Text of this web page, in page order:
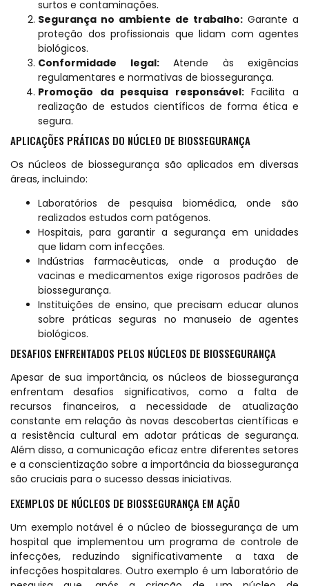
surtos e contaminações.
Segurança no ambiente de trabalho: Garante a
proteção dos profissionais que lidam com agentes
biológicos.
Conformidade legal:Atende às exigências
regulamentares e normativas de biossegurança.
Promoção da pesquisa responsável:Facilita a
realização de estudos científicos de forma ética e
segura.
APLICAÇÕES PRÁTICAS DO NÚCLEO DE BIOSSEGURANÇA
Os núcleos de biossegurança são aplicados em diversas
áreas, incluindo:
Laboratórios de pesquisa biomédica, onde são
realizados estudos com patógenos.
Hospitais, para garantir a segurança em unidades
que lidam com infecções.
Indústrias farmacêuticas, onde a produção de
vacinas e medicamentos exige rigorosos padrões de
biossegurança.
Instituições de ensino, que precisam educar alunos
sobre práticas seguras no manuseio de agentes
biológicos.
DESAFIOS ENFRENTADOS PELOS NÚCLEOS DE BIOSSEGURANÇA
Apesar de sua importância, os núcleos de biossegurança
enfrentam desafios significativos, como a falta de
recursos financeiros, a necessidade de atualização
constante em relação às novas descobertas científicas e
a resistência cultural em adotar práticas de segurança.
Além disso, a comunicação eficaz entre diferentes setores
e a conscientização sobre a importância da biossegurança
são cruciais para o sucesso dessas iniciativas.
EXEMPLOS DE NÚCLEOS DE BIOSSEGURANÇA EM AÇÃO
Um exemplo notável é o núcleo de biossegurança de um
hospital que implementou um programa de controle de
infecções, reduzindo significativamente a taxa de
infecções hospitalares. Outro exemplo é um laboratório de